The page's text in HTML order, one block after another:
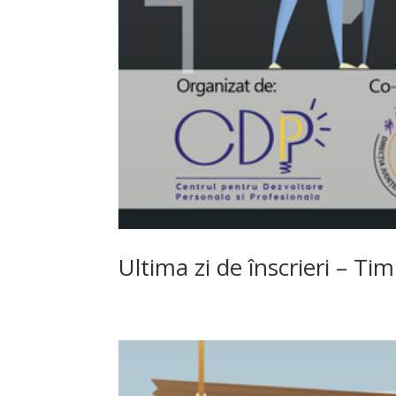
Ultima zi de înscrieri –